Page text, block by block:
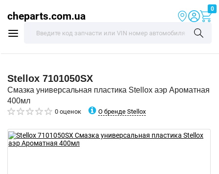
cheparts.com.ua
0
Stellox 7101050SX
Смазка универсальная пластика Stellox аэр Ароматная
400мл
0 оценок О бренде Stellox